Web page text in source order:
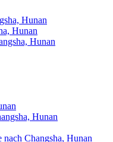
Hunan
Hunan
Hunan
Hunan
nach Changsha, Hunan